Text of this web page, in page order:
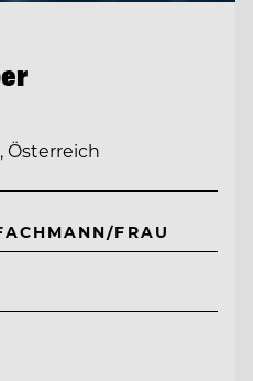
Österreich
FRAU